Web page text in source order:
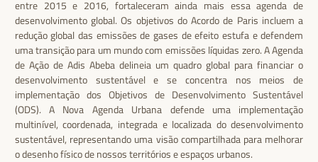
entre 2015 e 2016, fortaleceram ainda mais essa agenda de
desenvolvimento global. Os objetivos do Acordo de Paris incluem a
redução global das emissões de gases de efeito estufa e defendem
uma transição para um mundo com emissões líquidas zero. A Agenda
de Ação de Adis Abeba delineia um quadro global para financiar o
desenvolvimento sustentável e se concentra nos meios de
implementação dos Objetivos de Desenvolvimento Sustentável
(ODS). A Nova Agenda Urbana defende uma implementação
multinível, coordenada, integrada e localizada do desenvolvimento
sustentável, representando uma visão compartilhada para melhorar
o desenho físico de nossos territórios e espaços urbanos.